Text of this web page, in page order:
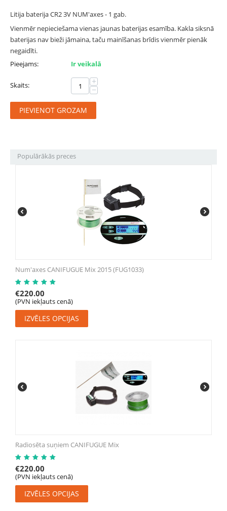
Litija baterija CR2 3V NUM'axes - 1 gab.
Vienmēr nepieciešama vienas jaunas baterijas esamība. Kakla siksnā
baterijas nav bieži jāmaina, taču mainīšanas brīdis vienmēr pienāk
negaidīti.
Pieejams:
Ir veikalā
Skaits: +
−
PIEVIENOT GROZAM
Populārākās preces
Num'axes CANIFUGUE Mix 2015 (FUG1033)
€220.00
(PVN iekļauts cenā)
IZVĒLES OPCIJAS
Radiosēta suņiem CANIFUGUE Mix
€220.00
(PVN iekļauts cenā)
IZVĒLES OPCIJAS